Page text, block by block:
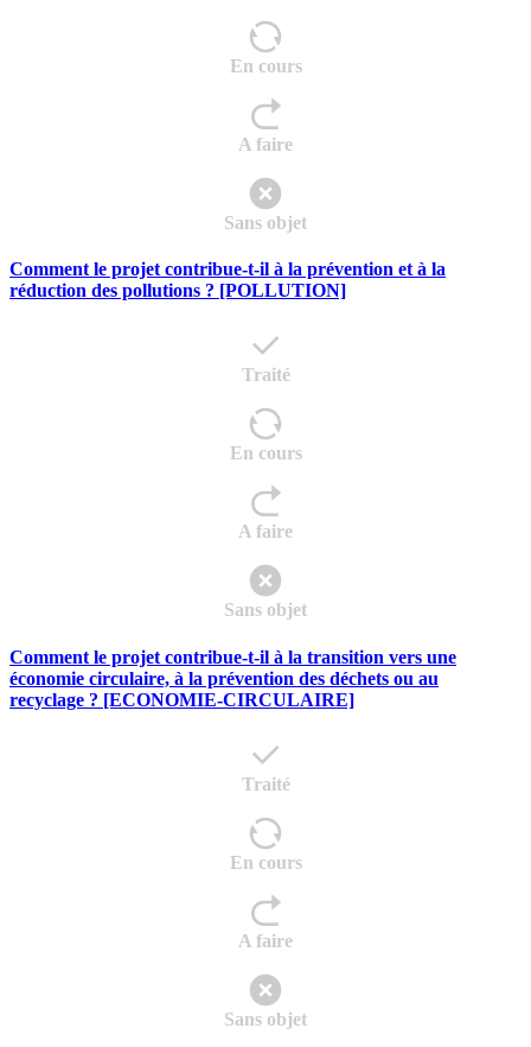
En cours
A faire
Sans objet
Comment le projet contribue-t-il à la prévention et à la
réduction des pollutions ? [POLLUTION]
Traité
En cours
A faire
Sans objet
Comment le projet contribue-t-il à la transition vers une
économie circulaire, à la prévention des déchets ou au
recyclage ? [ECONOMIE-CIRCULAIRE]
Traité
En cours
A faire
Sans objet